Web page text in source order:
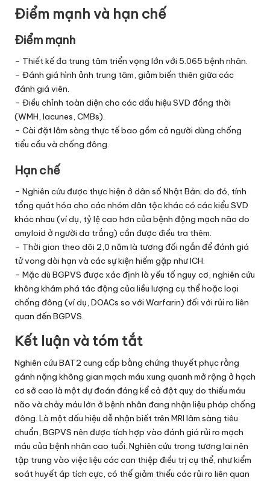
Điểm mạnh và hạn chế
Điểm mạnh
– Thiết kế đa trung tâm triển vọng lớn với 5.065 bệnh nhân.
– Đánh giá hình ảnh trung tâm, giảm biến thiên giữa các
đánh giá viên.
– Điều chỉnh toàn diện cho các dấu hiệu SVD đồng thời
(WMH, lacunes, CMBs).
– Cài đặt lâm sàng thực tế bao gồm cả người dùng chống
tiểu cầu và chống đông.
Hạn chế
– Nghiên cứu được thực hiện ở dân số Nhật Bản; do đó, tính
tổng quát hóa cho các nhóm dân tộc khác có các kiểu SVD
khác nhau (ví dụ, tỷ lệ cao hơn của bệnh động mạch não do
amyloid ở người da trắng) cần được điều tra thêm.
– Thời gian theo dõi 2,0 năm là tương đối ngắn để đánh giá
tử vong dài hạn và các sự kiện hiếm gặp như ICH.
– Mặc dù BGPVS được xác định là yếu tố nguy cơ, nghiên cứu
không khám phá tác động của liều lượng cụ thể hoặc loại
chống đông (ví dụ, DOACs so với Warfarin) đối với rủi ro liên
quan đến BGPVS.
Kết luận và tóm tắt
Nghiên cứu BAT2 cung cấp bằng chứng thuyết phục rằng
gánh nặng không gian mạch máu xung quanh mở rộng ở hạch
cơ sở cao là một dự đoán đáng kể cả đột quỵ do thiếu máu
não và chảy máu lớn ở bệnh nhân đang nhận liệu pháp chống
đông. Là một dấu hiệu dễ nhận biết trên MRI lâm sàng tiêu
chuẩn, BGPVS nên được tích hợp vào đánh giá rủi ro mạch
máu của bệnh nhân cao tuổi. Nghiên cứu trong tương lai nên
tập trung vào việc liệu các can thiệp điều trị cụ thể, như kiểm
soát huyết áp tích cực, có thể giảm thiểu các rủi ro liên quan